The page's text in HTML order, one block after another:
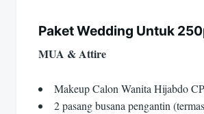
Paket Wedding Untuk
MUA & Attire
Makeup Calon Wanita Hijabdo
2 pasang busana pengantin